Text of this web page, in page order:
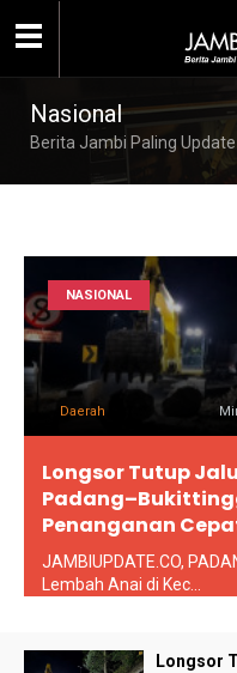
Nasional
Berita Jambi Paling Update
NASIONAL
Daerah
Longsor Tutup
Penanganan
JAMBIUPDATE.CO,
Lembah Anai di Kec...
Longsor